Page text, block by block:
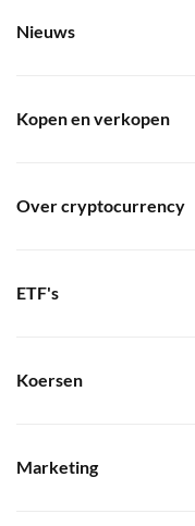
Nieuws
Kopen en verkopen
Over cryptocurrency
ETF's
Koersen
Marketing